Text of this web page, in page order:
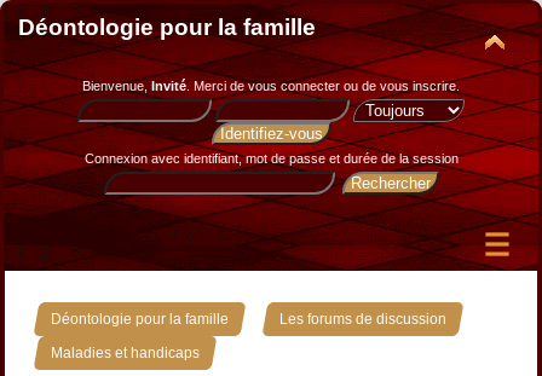
Déontologie pour la famille
Bienvenue, Invité. Merci devous connecter ou de vous inscrire.
Connexion avec identifiant, mot de passe et durée de la session
Déontologie pour la famille » Les forums de discussion »
Maladies et handicaps